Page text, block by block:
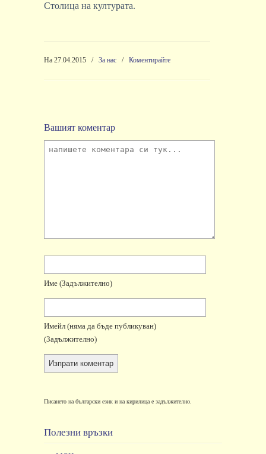
Столица на културата.
На 27.04.2015 / За нас / Коментирайте
Вашият коментар
Име (задължително)
Имейл (няма да бъде публикуван)
(задължително)
Писането на български език и на кирилица е задължително.
Полезни връзки